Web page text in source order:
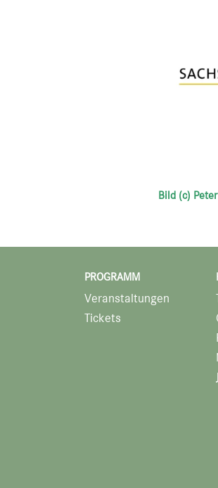
Bild (c)
PROGRAMM
Veranstaltungen
Tickets